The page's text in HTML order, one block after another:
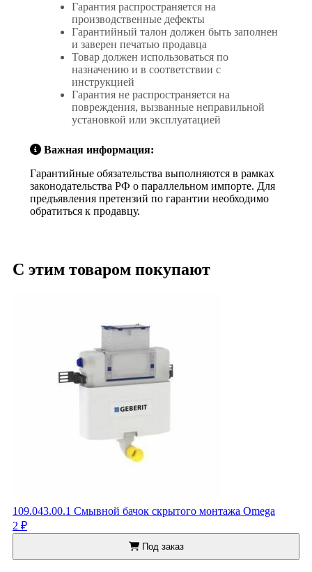
Гарантия распространяется на
производственные дефекты
Гарантийный талон должен быть заполнен
и заверен печатью продавца
Товар должен использоваться по
назначению и в соответствии с
инструкцией
Гарантия не распространяется на
повреждения, вызванные неправильной
установкой или эксплуатацией
Важная информация:
Гарантийные обязательства выполняются в рамках
законодательства РФ о параллельном импорте. Для
предъявления претензий по гарантии необходимо
обратиться к продавцу.
С этим товаром покупают
109.043.00.1 Смывной бачок скрытого монтажа Omega
2 ₽
Под заказ